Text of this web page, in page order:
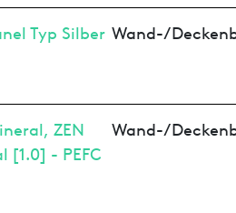
Typ Silber Wand-/
ZEN
[1.0] - PEFC
Wand-/